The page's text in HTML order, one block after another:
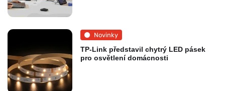
Novinky
TP-Link představil chytrý LED pásek
pro osvětlení domácnosti